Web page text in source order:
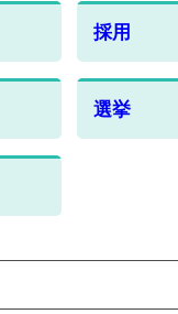
採用
選挙